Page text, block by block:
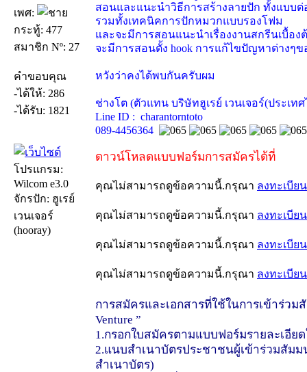
เพศ:
กระทู้: 477
สมาชิก Nº: 27
คำขอบคุณ
-ได้ให้: 286
-ได้รับ: 1821
โปรแกรม:
Wilcom e3.0
จักรปัก: ฮูเรย์
เวนเจอร์
(hooray)
สอนและแนะนำวิธีการสร้างลายปัก ทั้งแบบ
รวมทั้งเทคนิคการปักหมวกแบบรองโฟม
และจะมีการสอนแนะนำเรื่องงานสกรีนเบื้อง
จะมีการสอนตั้ง hook การแก้ไขปัญหาต่างๆ
หวังว่าคงได้พบกันครับผม
ช่างโต (ตัวแทน บริษัทฮูเรย์ เวนเจอร์(ประเท
Line ID : charantorntoto
089-4456364
ดาวน์โหลดแบบฟอร์มการสมัครได้ที่
คุณไม่สามารถดูข้อความนี้.กรุณา ลงทะเบียน
คุณไม่สามารถดูข้อความนี้.กรุณา ลงทะเบียน
คุณไม่สามารถดูข้อความนี้.กรุณา ลงทะเบียน
คุณไม่สามารถดูข้อความนี้.กรุณา ลงทะเบียน
การสมัครและเอกสารที่ใช้ในการเข้าร่วม
Venture ”
1.กรอกใบสมัครตามแบบฟอร์มรายละเอีย
2.แนบสำเนาบัตรประชาชนผู้เข้าร่วมสัม
สำเนาบัตร)